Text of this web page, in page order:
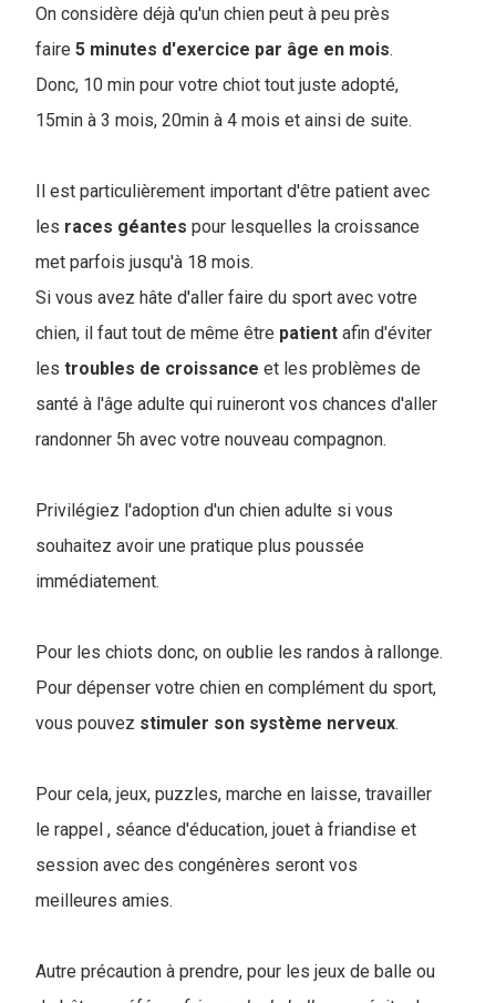
On considère déjà qu'un chien peut à peu près
faire 5 minutes d'exercice par âge en mois.
Donc, 10 min pour votre chiot tout juste adopté,
15min à 3 mois, 20min à 4 mois et ainsi de suite.
Il est particulièrement important d'être patient avec
les races géantes pour lesquelles la croissance
met parfois jusqu'à 18 mois.
Si vous avez hâte d'aller faire du sport avec votre
chien, il faut tout de même être patient afin d'éviter
les troubles de croissance et les problèmes de
santé à l'âge adulte qui ruineront vos chances d'aller
randonner 5h avec votre nouveau compagnon.
Privilégiez l'adoption d'un chien adulte si vous
souhaitez avoir une pratique plus poussée
immédiatement.
Pour les chiots donc, on oublie les randos à rallonge.
Pour dépenser votre chien en complément du sport,
vous pouvez stimuler son système nerveux.
Pour cela, jeux, puzzles, marche en laisse, travailler
le rappel , séance d'éducation, jouet à friandise et
session avec des congénères seront vos
meilleures amies.
Autre précaution à prendre, pour les jeux de balle ou